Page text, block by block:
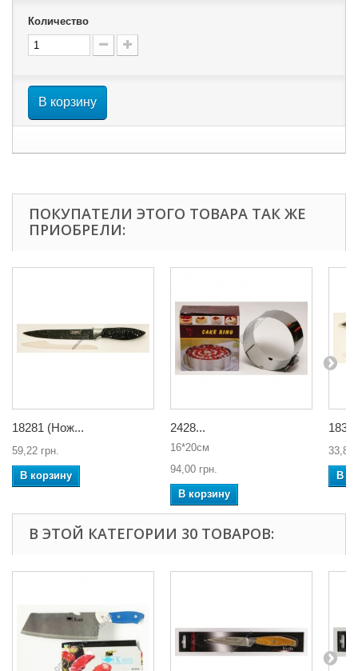
Количество
В корзину
ПОКУПАТЕЛИ ЭТОГО ТОВАРА ТАК ЖЕ
ПРИОБРЕЛИ:
18281 (Нож...
59,22 грн.
В корзину
2428...
16*20см
94,00 грн.
В корзину
33,84
В
В ЭТОЙ КАТЕГОРИИ 30 ТОВАРОВ: